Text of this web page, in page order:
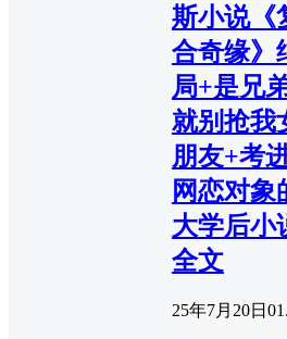
斯小说《
合奇缘》
局+是兄
就别抢我
朋友+考
网恋对象
大学后小
全文
25年7月20日 0